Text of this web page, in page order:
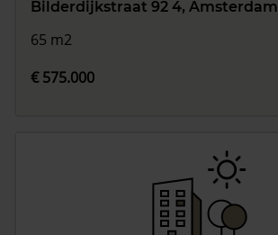
Bilderdijkstraat 92 4, Amsterdam
65 m2
€ 575.000